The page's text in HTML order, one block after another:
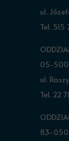
ul.
Tel. 515
05-500
ul.
Tel. 22
83-050